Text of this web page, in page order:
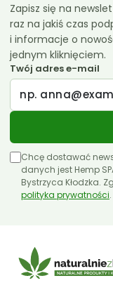
Zapisz się na
raz na jakiś czas
i informacje o
jednym kliknięciem.
Twój adres e-mail
Chcę dostawać
danych jest Hemp
Bystrzyca Kłodzka.
polityka prywatności.